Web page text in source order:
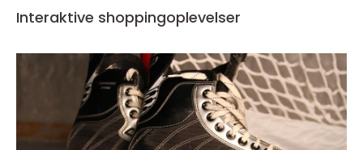
Interaktive shoppingoplevelser